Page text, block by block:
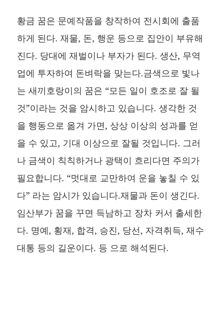
황금 꿈은 문예작품을 창작하여 전시회에 출품
하게 된다. 재물, 돈, 행운 등으로 집안이 부유해
진다. 당대에 재벌이나 부자가 된다. 생산, 무역
업에 투자하여 돈벼락을 맞는다.금색으로 빛나
는 새끼호랑이의 꿈은 “모든 일이 호조로 잘 될
것”이라는 것을 암시하고 있습니다. 생각한 것
을 행동으로 옮겨 가면, 상상 이상의 성과를 얻
을 수 있고, 기대 이상으로 잘될 것입니다. 그러
나 금색이 칙칙하거나 광택이 흐리다면 주의가
필요합니다. “멋대로 교만하여 운을 놓칠 수 있
다” 라는 암시가 있습니다.재물과 돈이 생긴다.
임산부가 꿈을 꾸면 득남하고 장차 커서 출세한
다. 명예, 횡재, 합격, 승진, 당선, 자격취득, 재수
대통 등의 길운이다. 등 으로 해석된다.